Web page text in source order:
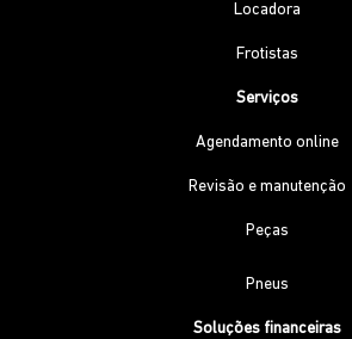
Locadora
Frotistas
Serviços
Agendamento online
Revisão e manutenção
Peças
Pneus
Soluções financeiras